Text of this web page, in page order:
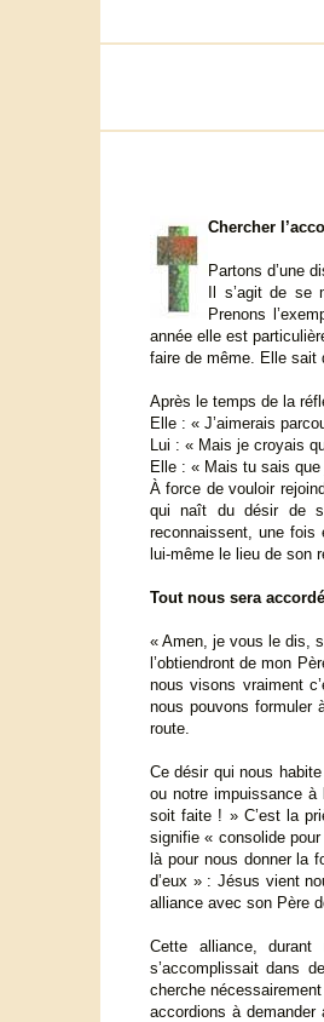
Chercher
Partons d’une
Il s’agit de
Prenons
année elle est
faire de même. Elle sait
Après le temps de la
Elle : « J’aimerais
Lui : « Mais je croyais
Elle : « Mais tu sais
À force de vouloir
qui naît du désir de
reconnaissent, une fois
lui-même le lieu de son
Tout nous sera accordé
« Amen, je vous le dis,
l’obtiendront de mon
nous visons vraiment
nous pouvons formuler
route.
Ce désir qui nous
ou notre impuissance à
soit faite ! » C’est la
signifie « consolide
là pour nous donner la
d’eux » : Jésus vient
alliance avec son Père
Cette alliance,
s’accomplissait dans
cherche
accordions à